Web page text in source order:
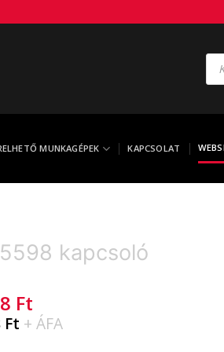
MUNKAGÉPEK KAPCSOLAT
kapcsoló
Ft
Ft + ÁFA